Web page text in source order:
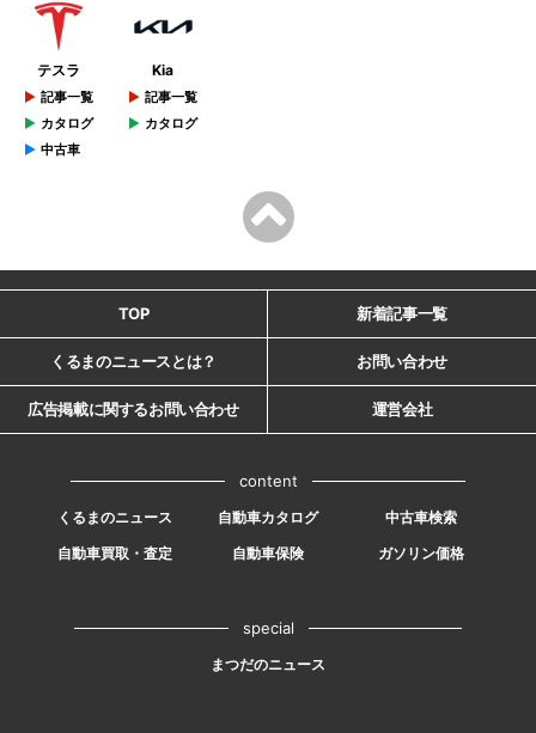
テスラ
記事一覧
カタログ
中古車
Kia
記事一覧
カタログ
TOP 新着記事一覧
くるまのニュースとは？ お問い合わせ
広告掲載に関するお問い合わせ 運営会社
content
くるまのニュース 自動車カタログ
中古車検索
自動車買取・査定
自動車保険 ガソリン価格
special
まつだのニュース